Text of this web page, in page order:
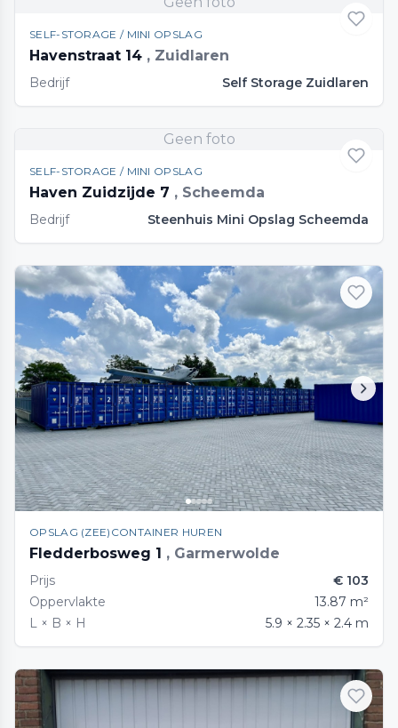
SELF-STORAGE / MINI OPSLAG
Havenstraat 14 , Zuidlaren
Bedrijf Self Storage Zuidlaren
Geen foto
SELF-STORAGE / MINI OPSLAG
Haven Zuidzijde 7 , Scheemda
Bedrijf Steenhuis Mini Opslag Scheemda
OPSLAG (ZEE)CONTAINER HUREN
Fledderbosweg 1 , Garmerwolde
Prijs
€ 103
Oppervlakte
13.87 m²
L × B × H
5.9 × 2.35 × 2.4 m